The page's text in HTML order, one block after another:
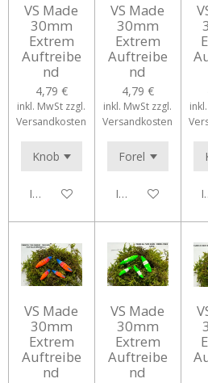
VS Made
30mm
Extrem
Auftreibe
nd
4,79 €
inkl. MwSt zzgl.
Versandkosten
In den Warenkorb
VS Made
30mm
Extrem
Auftreibe
nd
4,79 €
inkl. MwSt zzgl.
Versandkosten
In den Warenkorb
VS Made
30mm
Extrem
Auftreibe
nd
VS Made
30mm
Extrem
Auftreibe
nd